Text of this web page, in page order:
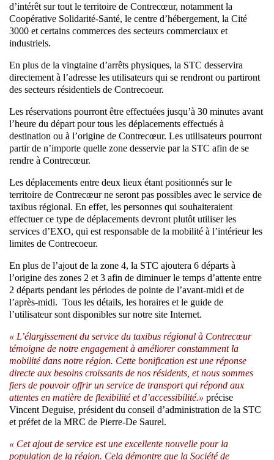
d’intérêt sur tout le territoire de Contrecœur, notamment la
Coopérative Solidarité-Santé, le centre d’hébergement, la Cité
3000 et certains commerces des secteurs commerciaux et
industriels.
En plus de la vingtaine d’arrêts physiques, la STC desservira
directement à l’adresse les utilisateurs qui se rendront ou partiront
des secteurs résidentiels de Contrecoeur.
Les réservations pourront être effectuées jusqu’à 30 minutes avant
l’heure du départ pour tous les déplacements effectués à
destination ou à l’origine de Contrecœur. Les utilisateurs pourront
partir de n’importe quelle zone desservie par la STC afin de se
rendre à Contrecœur.
Les déplacements entre deux lieux étant positionnés sur le
territoire de Contrecœur ne seront pas possibles avec le service de
taxibus régional. En effet, les personnes qui souhaiteraient
effectuer ce type de déplacements devront plutôt utiliser les
services d’EXO, qui est responsable de la mobilité à l’intérieur les
limites de Contrecoeur.
En plus de l’ajout de la zone 4, la STC ajoutera 6 départs à
l’origine des zones 2 et 3 afin de diminuer le temps d’attente entre
2 départs pendant les périodes de pointe de l’avant-midi et de
l’après-midi. Tous les détails, les horaires et le guide de
l’utilisateur sont disponibles sur notre site Internet.
« L’élargissement du service du taxibus régional à Contrecœur
témoigne de notre engagement à améliorer constamment la
mobilité dans notre région. Cette bonification est une réponse
directe aux besoins croissants de nos résidents, et nous sommes
fiers de pouvoir offrir un service de transport qui répond aux
attentes en matière de flexibilité et d’accessibilité.» précise
Vincent Deguise, président du conseil d’administration de la STC
et préfet de la MRC de Pierre-De Saurel.
« Cet ajout de service est une excellente nouvelle pour la
population de la région. Cela démontre que la Société de